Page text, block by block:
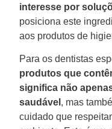
interesse por
posiciona este
aos produtos de
Para os dentistas
produtos que
significa não
saudável , mas
cuidado que